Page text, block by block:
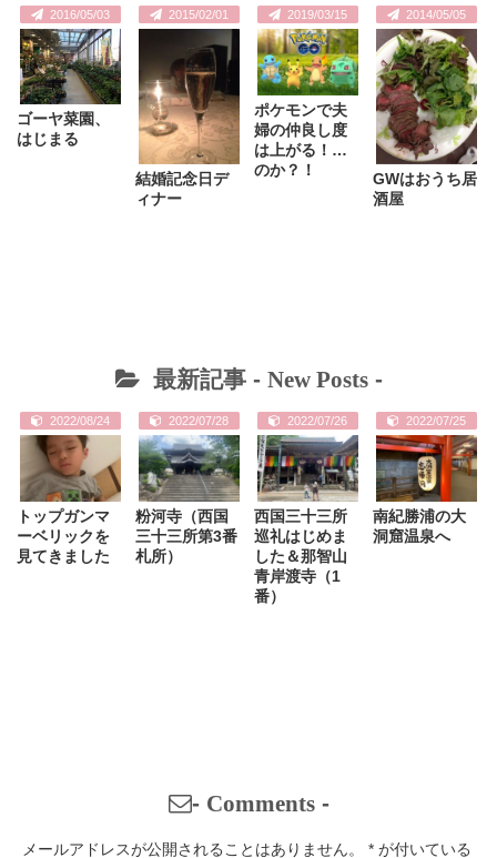
2016/05/03
ゴーヤ菜園、
はじまる
2015/02/01
結婚記念日デ
ィナー
2019/03/15
ポケモンで夫
婦の仲良し度
は上がる！…
のか？！
2014/05/05
GWはおうち居
酒屋
最新記事 - New Posts-
2022/08/24
トップガンマ
ーベリックを
見てきました
2022/07/28
粉河寺（西国
三十三所第3番
札所）
2022/07/26
西国三十三所
巡礼はじめま
した＆那智山
青岸渡寺（1
番）
2022/07/25
南紀勝浦の大
洞窟温泉へ
- Comments-
メールアドレスが公開されることはありません。 * が付いている